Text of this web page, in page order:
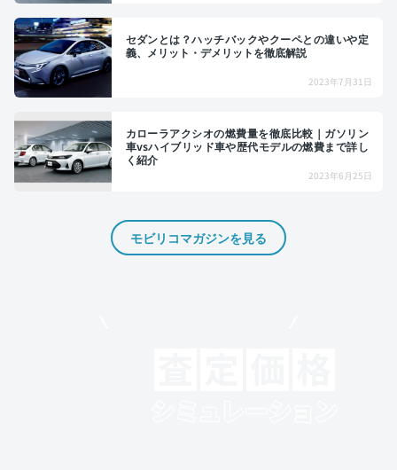
セダンとは？ハッチバックやクーペとの違いや定
義、メリット・デメリットを徹底解説
2023年7月31日
カローラアクシオの燃費量を徹底比較｜ガソリン
車vsハイブリッド車や歴代モデルの燃費まで詳し
く紹介
2023年6月25日
モビリコマガジンを見る